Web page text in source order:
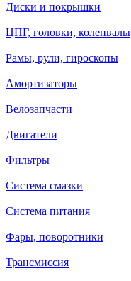
Диски и покрышки
ЦПГ, головки, коленвалы
Рамы, рули, гироскопы
Амортизаторы
Велозапчасти
Двигатели
Фильтры
Система смазки
Система питания
Фары, поворотники
Трансмиссия